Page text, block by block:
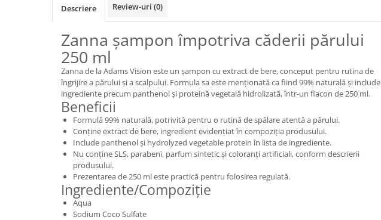
Descriere Review-uri (0)
Zanna șampon împotriva căderii părului
250 ml
Zanna de la Adams Vision este un șampon cu extract de bere, conceput pentru rutina de
îngrijire a părului și a scalpului. Formula sa este menționată ca fiind 99% naturală și include
ingrediente precum panthenol și proteină vegetală hidrolizată, într-un flacon de 250 ml.
Beneficii
Formulă 99% naturală, potrivită pentru o rutină de spălare atentă a părului.
Conține extract de bere, ingredient evidențiat în compoziția produsului.
Include panthenol și hydrolyzed vegetable protein în lista de ingrediente.
Nu conține SLS, parabeni, parfum sintetic și coloranți artificiali, conform descrierii
produsului.
Prezentarea de 250 ml este practică pentru folosirea regulată.
Ingrediente/Compoziție
Aqua
Sodium Coco Sulfate